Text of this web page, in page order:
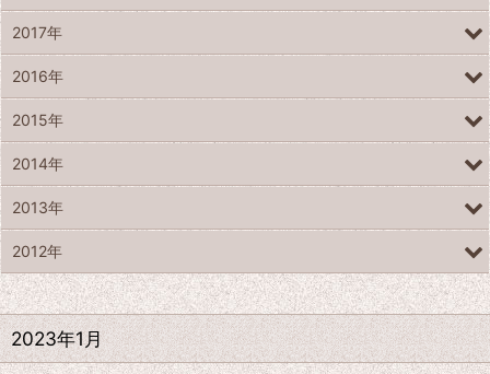
2023年1月
2017年
2016年
2015年
2014年
2013年
2012年